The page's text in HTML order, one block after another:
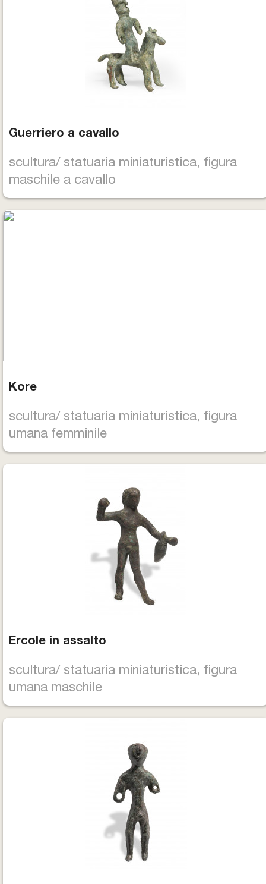
Guerriero a cavallo
scultura/ statuaria miniaturistica, figura
maschile a cavallo
Kore
scultura/ statuaria miniaturistica, figura
umana femminile
Ercole in assalto
scultura/ statuaria miniaturistica, figura
umana maschile